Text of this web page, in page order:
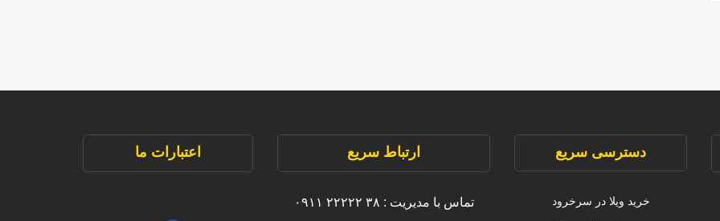
دسترسی سریع
خرید ویلا در سرخرود
ارتباط سریع
تماس با مدیریت : ۳۸ ۲۲۲۲۲ ۰۹۱۱
اعتبارات ما